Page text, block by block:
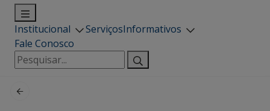
Institucional ServiçosInformativos
Fale Conosco
Pesquisar
por: